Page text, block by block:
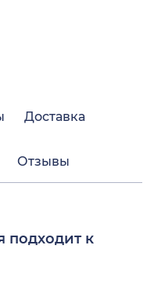
Доставка
Отзывы
подходит к